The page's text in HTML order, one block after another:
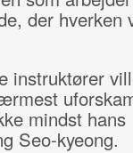
der hverken
instruktører
mindst hans
Seo-kyeong.